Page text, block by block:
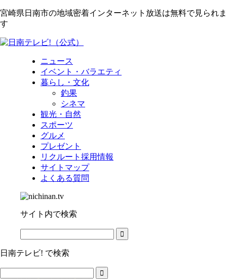
宮崎県日南市の地域密着インターネット放送は無料で見られま
す
ニュース
イベント・バラエティ
暮らし・文化
釣果
シネマ
観光・自然
スポーツ
グルメ
プレゼント
リクルート採用情報
サイトマップ
よくある質問
サイト内で検索
日南テレビ! で検索